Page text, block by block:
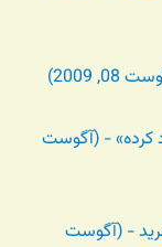
2009)
دانلود کرده» - (آگوست
- (آگوست